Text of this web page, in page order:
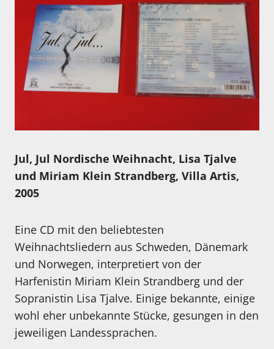
Jul, Jul Nordische Weihnacht, Lisa Tjalve
und Miriam Klein Strandberg, Villa Artis,
2005
Eine CD mit den beliebtesten
Weihnachtsliedern aus Schweden, Dänemark
und Norwegen, interpretiert von der
Harfenistin Miriam Klein Strandberg und der
Sopranistin Lisa Tjalve. Einige bekannte, einige
wohl eher unbekannte Stücke, gesungen in den
jeweiligen Landessprachen.